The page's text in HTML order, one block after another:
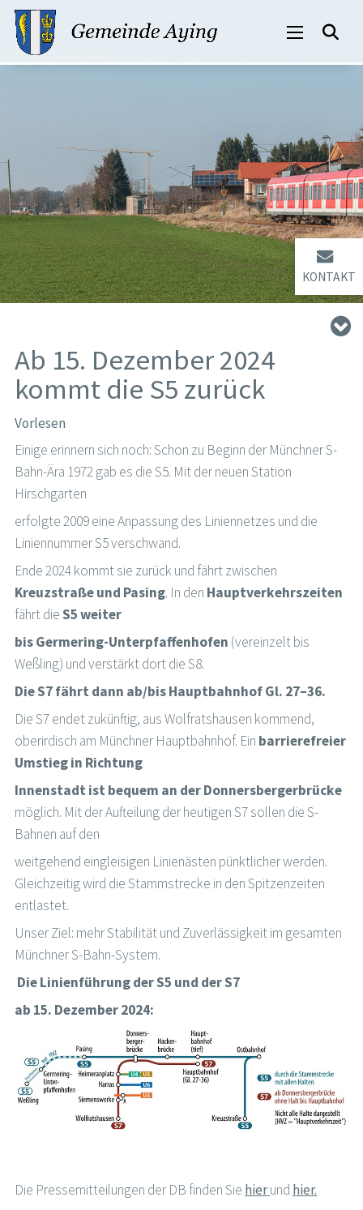
KONTAKT
Ab 15. Dezember 2024
kommt die S5 zurück
Vorlesen
Einige erinnern sich noch: Schon zu Beginn der Münchner S-
Bahn-Ära 1972 gab es die S5. Mit der neuen Station
Hirschgarten
erfolgte 2009 eine Anpassung des Liniennetzes und die
Liniennummer S5 verschwand.
Ende 2024 kommt sie zurück und fährt zwischen
Kreuzstraße und Pasing. In den Hauptverkehrszeiten
fährt dieS5 weiter
bis Germering-Unterpfaffenhofen (vereinzelt bis
Weßling) und verstärkt dort die S8.
Die S7 fährt dann ab/bis Hauptbahnhof Gl. 27–36.
Die S7 endet zukünftig, aus Wolfratshausen kommend,
oberirdisch am Münchner Hauptbahnhof. Ein barrierefreier
Umstieg in Richtung
Innenstadt ist bequem an der Donnersbergerbrücke
möglich. Mit der Aufteilung der heutigen S7 sollen die S-
Bahnen auf den
weitgehend eingleisigen Linienästen pünktlicher werden.
Gleichzeitig wird die Stammstrecke in den Spitzenzeiten
entlastet.
Unser Ziel: mehr Stabilität und Zuverlässigkeit im gesamten
Münchner S-Bahn-System.
Die Linienführung der S5 und der S7
ab 15. Dezember 2024:
Die Pressemitteilungen der DB finden Sie hierund hier.